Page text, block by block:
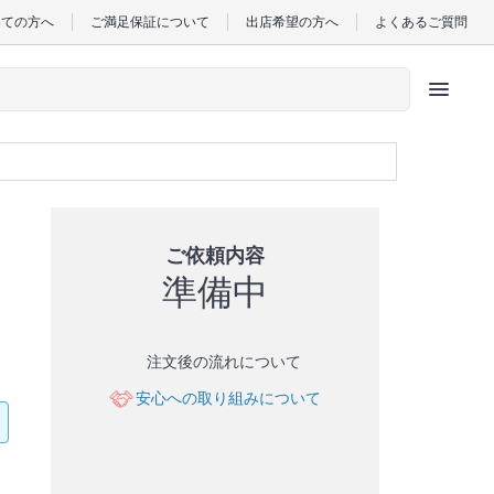
の方へ ご満足保証について 出店希望の方へ よくあるご質問
menu
ご依頼内容
準備中
注文後の流れについて
安心への取り組みについて